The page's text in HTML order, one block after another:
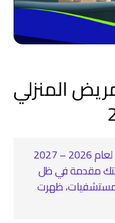
المنزلي
خدمات مكاتب التمريض المنزلي لعام 2026 – 2027
مقدمة في ظل
ظهرت